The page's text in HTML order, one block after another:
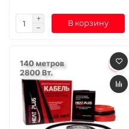
В корзину